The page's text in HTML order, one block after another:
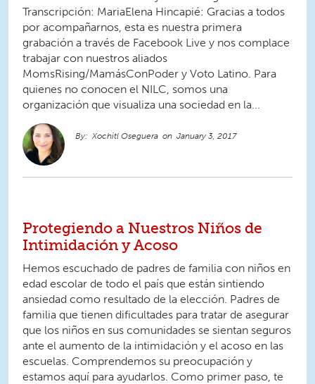
Transcripción: MariaElena Hincapié: Gracias a todos
por acompañarnos, esta es nuestra primera
grabación a través de Facebook Live y nos complace
trabajar con nuestros aliados
MomsRising/MamásConPoder y Voto Latino. Para
quienes no conocen el NILC, somos una
organización que visualiza una sociedad en la...
Xochitl Oseguera January 3, 2017
Protegiendo a Nuestros Niños de
Intimidación y Acoso
Hemos escuchado de padres de familia con niños en
edad escolar de todo el país que están sintiendo
ansiedad como resultado de la elección. Padres de
familia que tienen dificultades para tratar de asegurar
que los niños en sus comunidades se sientan seguros
ante el aumento de la intimidación y el acoso en las
escuelas. Comprendemos su preocupación y
estamos aquí para ayudarlos. Como primer paso, te